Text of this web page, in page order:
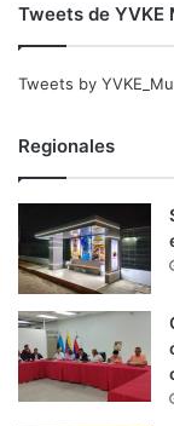
Tweets de YVKE
Tweets by
Regionales